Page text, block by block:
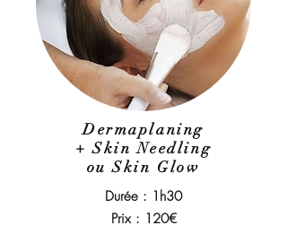
Dermaplaning
+ Skin Needling
ou Skin Glow
Durée : 1h30
Prix : 120€